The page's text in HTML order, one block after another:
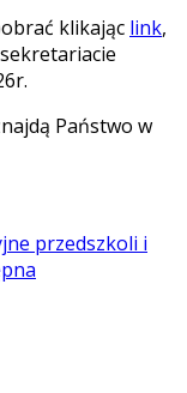
klikając link,
Państwo w
przedszkoli i